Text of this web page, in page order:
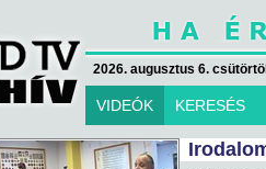
2026. augusztus 6.
VIDEÓK KERESÉS